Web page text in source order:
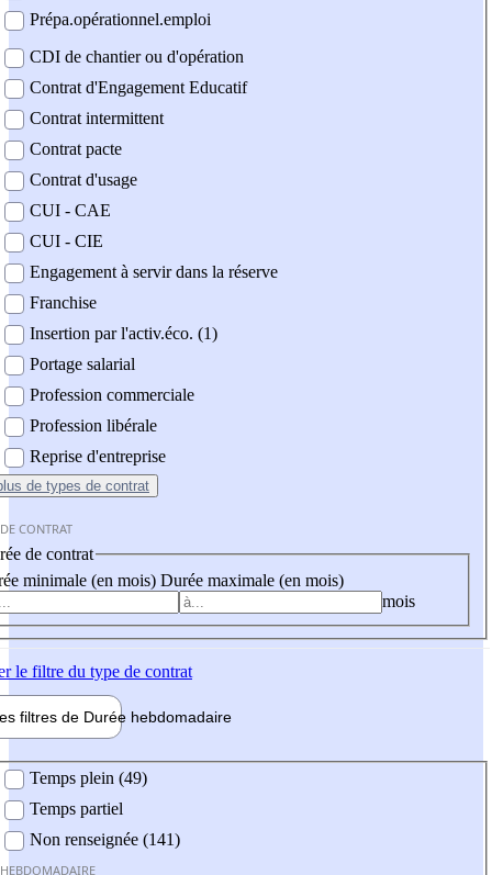
Prépa.opérationnel.emploi
CDI de chantier ou d'opération
Contrat d'Engagement Educatif
Contrat intermittent
Contrat pacte
Contrat d'usage
CUI - CAE
CUI - CIE
Engagement à servir dans la réserve
Franchise
Insertion par l'activ.éco. (1)
Portage salarial
Profession commerciale
Profession libérale
Reprise d'entreprise
de types de contrat
CONTRAT
de contrat
minimale (en mois) Durée maximale (en mois)
mois
le filtre du type de contrat
filtres de Durée hebdomadaire
Temps plein (49)
Temps partiel
Non renseignée (141)